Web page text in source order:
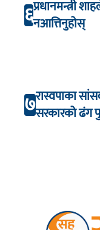
६प्रधानमन्त्री
नआत्तिनुहोस्
७रास्वपाका
सरकारको ढंग